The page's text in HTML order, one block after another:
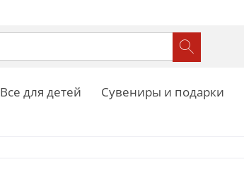
Все для детей Сувениры и подарки